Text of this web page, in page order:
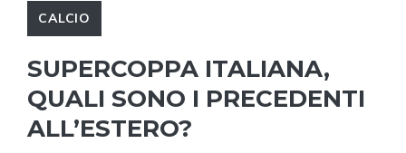
CALCIO
SUPERCOPPA ITALIANA,
QUALI SONO I PRECEDENTI
ALL’ESTERO?